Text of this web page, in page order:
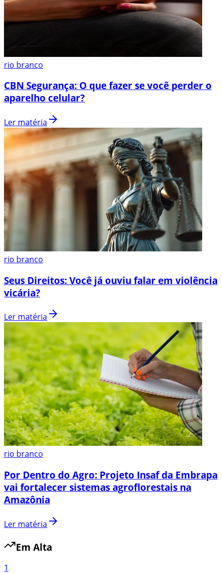
rio branco
CBN Segurança: O que fazer se você perder o
aparelho celular?
Ler matéria
rio branco
Seus Direitos: Você já ouviu falar em violência
vicária?
Ler matéria
rio branco
Por Dentro do Agro: Projeto Insaf da Embrapa
vai fortalecer sistemas agroflorestais na
Amazônia
Ler matéria
Em Alta
1